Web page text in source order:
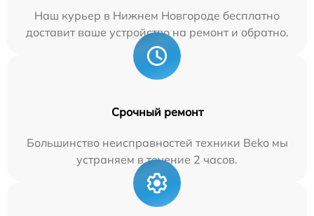
Наш курьер в Нижнем Новгороде бесплатно
доставит ваше устройство на ремонт и обратно.
Срочный ремонт
Большинство неисправностей техники Beko мы
устраняем в течение 2 часов.